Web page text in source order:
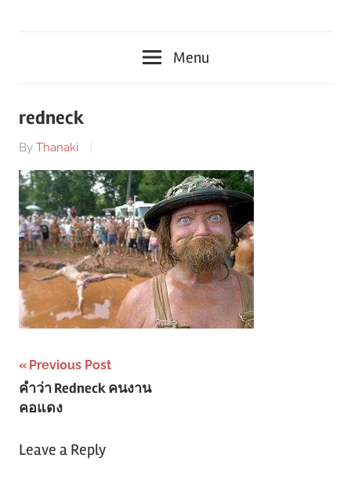
Menu
redneck
By Thanaki
Post
navigation
Previous Post
คำว่า Redneck คนงาน
คอแดง
Leave a Reply